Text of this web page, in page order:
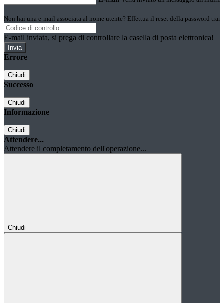
Non hai una e-mail associata al nome utente? Effettua il reset della password
E-mail inviata, si prega di controllare la casella di posta elettronica!
Errore
Chiudi
Successo
Chiudi
Informazione
Chiudi
Attendere...
Attendere il completamento dell'operazione...
Chiudi